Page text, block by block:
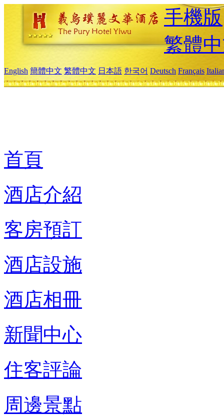
手機版
繁體
English 簡體中文 繁體中文 日本語 한국어 Deutsch Français
首頁
酒店介紹
客房預訂
酒店設施
酒店相冊
新聞中心
住客評論
周邊景點